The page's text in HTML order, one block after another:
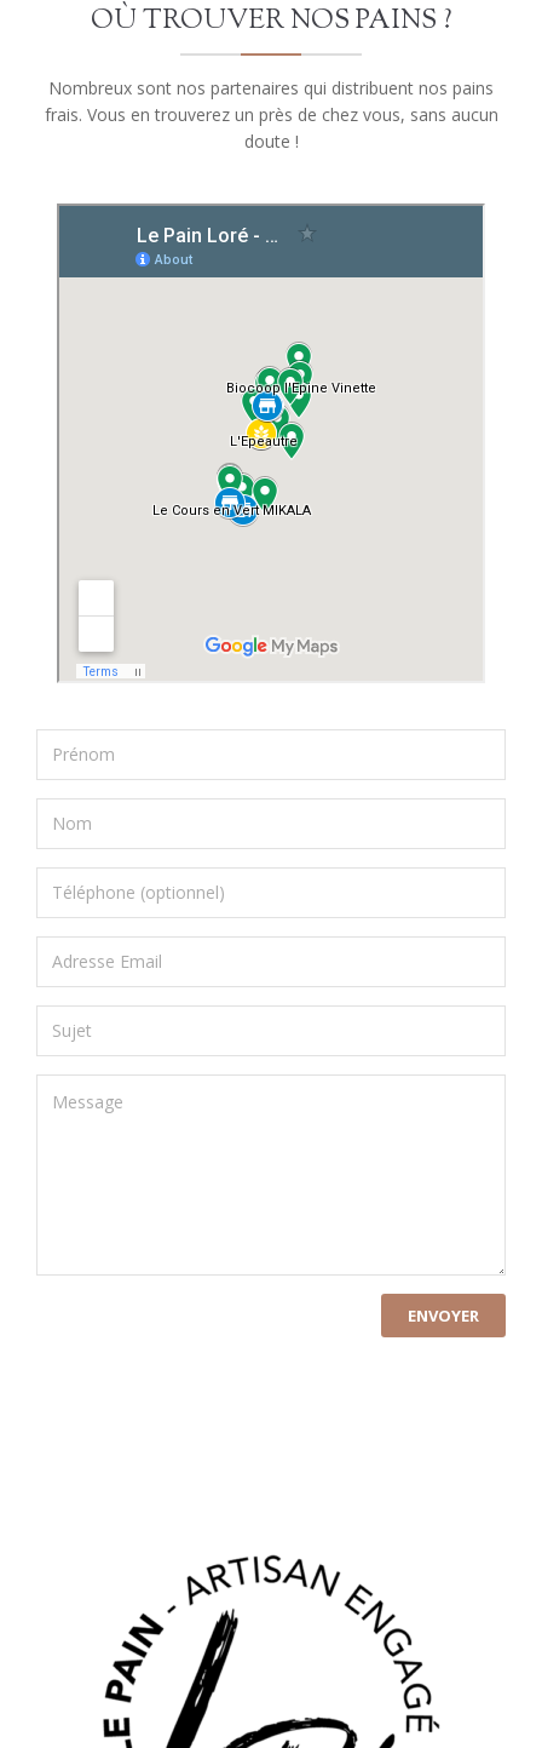
OÙ TROUVER NOS PAINS ?
Nombreux sont nos partenaires qui distribuent nos pains
frais. Vous en trouverez un près de chez vous, sans aucun
doute !